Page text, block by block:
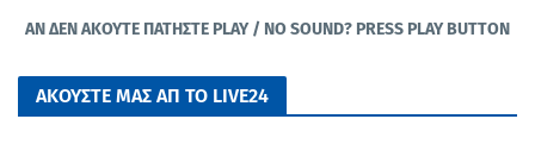
ΑΝ ΔΕΝ ΑΚΟΥΤΕ ΠΑΤΗΣΤΕ PLAY / NO SOUND? PRESS PLAY BUTTON
ΑΚΟΥΣΤΕ ΜΑΣ ΑΠ ΤΟ LIVE24